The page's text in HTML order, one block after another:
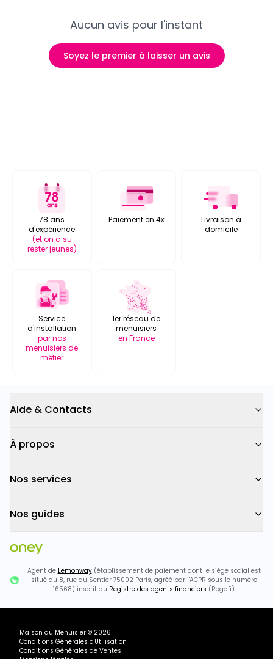
Aucun avis pour l'instant
Soyez le premier à laisser un avis
78 ans
d'expérience
(et on a su
rester jeunes)
Paiement en 4x
Livraison à
domicile
Service
d'installation
par nos
menuisiers de
métier
1er réseau de
menuisiers
en France
Aide & Contacts
À propos
Nos services
Nos guides
Agent de Lemonway(établissement de paiement dont le siège social est
situé au 8, rue du Sentier 75002 Paris, agréé par l'ACPR sous le numéro
16568) inscrit au Registre des agents financiers (Regafi)
Maison du Menuisier © 2026
Conditions Générales d'Utilisation
Conditions Générales de Ventes